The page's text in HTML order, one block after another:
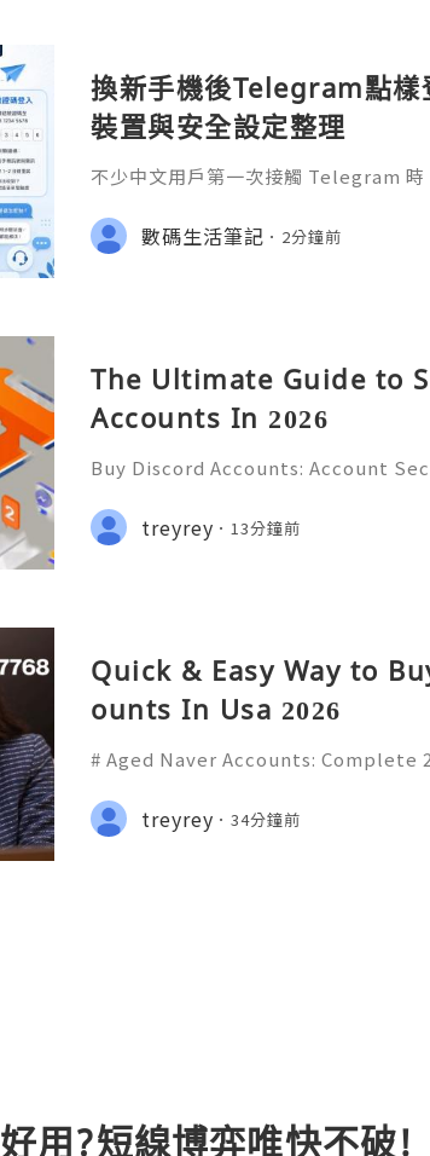
換新手機後Telegram點樣
裝置與安全設定整理
不少中文用戶第一次接觸 Telegram
不過，真正完成下載後，最容易遇到的
手機號碼格式、驗證碼收不到、舊
數碼生活筆記 2分鐘前
The Ultimate Guide to
Accounts In 2026
Buy Discord Accounts: Account
🌐✨💎Fast & Reliable 24/7
hatsApp :+1 (506) 541-7768
treyrey 13分鐘前
Quick & Easy Way to
ounts In Usa 2026
# Aged Naver Accounts: Complete
le Usage **Meta Title:** Aged
26 Guide to Naver Features,
treyrey 34分鐘前
用?短線博弈唯快不破!